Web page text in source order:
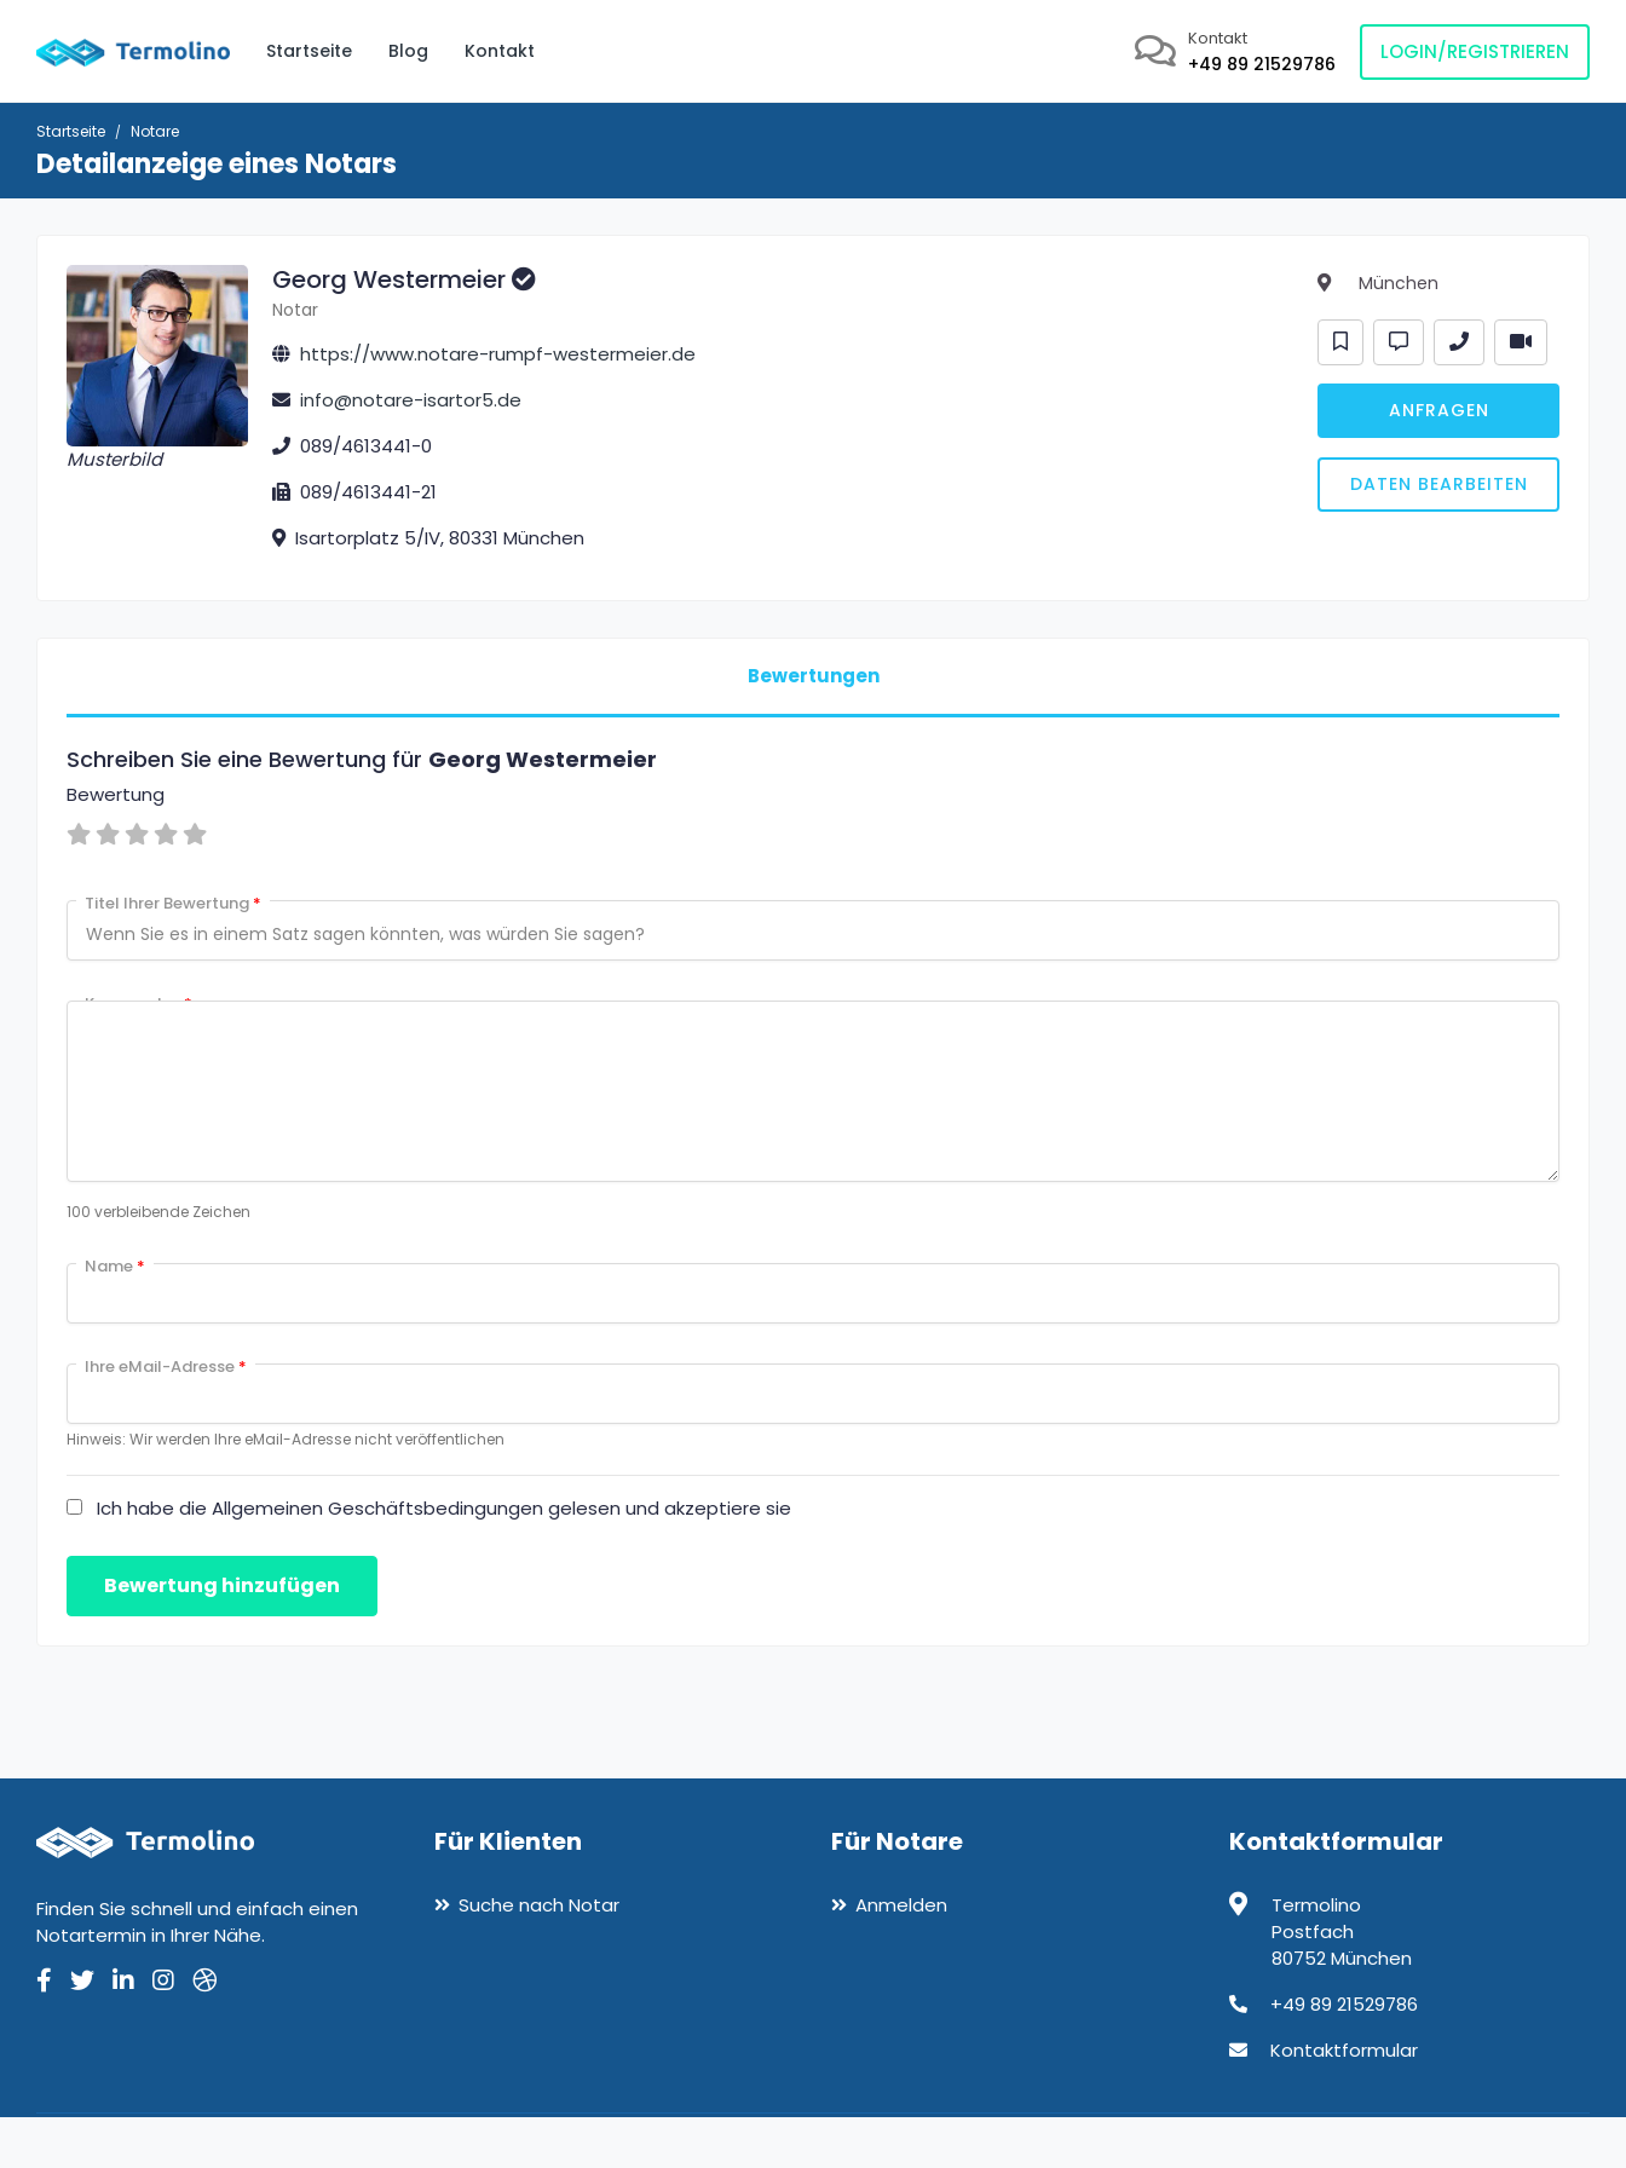
Startseite Blog Kontakt
Kontakt
+49 89 21529786 LOGIN/REGISTRIEREN
Startseite Notare
Detailanzeige eines Notars
Musterbild
Georg Westermeier
Notar
https://www.notare-rumpf-westermeier.de
info@notare-isartor5.de
089/4613441-0
089/4613441-21
Isartorplatz 5/IV, 80331 München
München
ANFRAGEN
DATEN BEARBEITEN
Bewertungen
Schreiben Sie eine Bewertung für Georg Westermeier
Bewertung
Titel Ihrer Bewertung *
Kommentar*
100 verbleibende Zeichen
Name *
Ihre eMail-Adresse *
Hinweis: Wir werden Ihre eMail-Adresse nicht veröffentlichen
Ich habe die Allgemeinen Geschäftsbedingungen gelesen und akzeptiere sie
Bewertung hinzufügen
Finden Sie schnell und einfach einen
Notartermin in Ihrer Nähe.
Für Klienten
Suche nach Notar
Für Notare
Anmelden
Kontaktformular
Termolino
Postfach
80752 München
+49 89 21529786
Kontaktformular